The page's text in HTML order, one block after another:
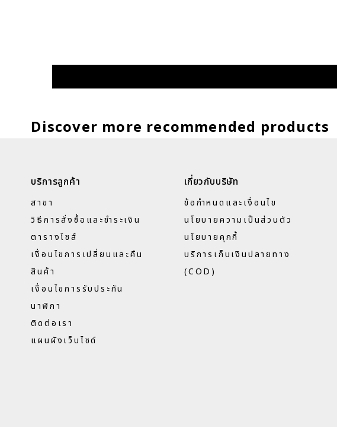
Discover more recommended products
บริการลูกค้า
สาขา
วิธีการสั่งซื้อและชำระเงิน
ตารางไซส์
เงื่อนไขการเปลี่ยนและคืน
สินค้า
เงื่อนไขการรับประกัน
นาฬิกา
ติดต่อเรา
แผนผังเว็บไซด์
เกี่ยวกับบริษัท
ข้อกำหนดและเงื่อนไข
นโยบายความเป็นส่วนตัว
นโยบายคุกกี้
บริการเก็บเงินปลายทาง
(COD)